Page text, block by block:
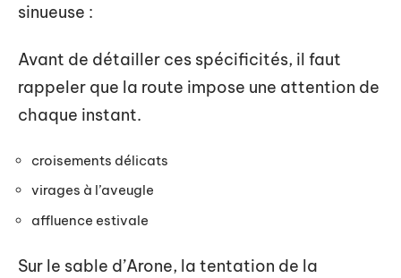
sinueuse :
Avant de détailler ces spécificités, il faut
rappeler que la route impose une attention de
chaque instant.
croisements délicats
virages à l’aveugle
affluence estivale
Sur le sable d’Arone, la tentation de la